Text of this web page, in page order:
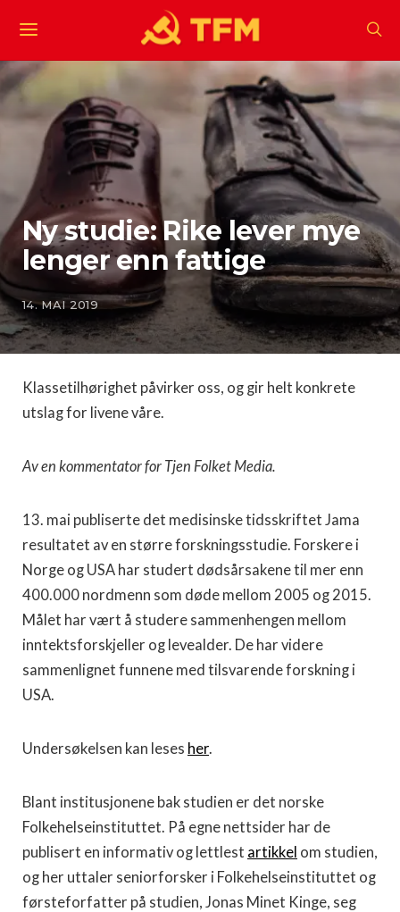
Ny studie: Rike lever mye
lenger enn fattige
14. MAI 2019
Klassetilhørighet påvirker oss, og gir helt konkrete
utslag for livene våre.
Av en kommentator for Tjen Folket Media.
13. mai publiserte det medisinske tidsskriftet Jama
resultatet av en større forskningsstudie. Forskere i
Norge og USA har studert dødsårsakene til mer enn
400.000 nordmenn som døde mellom 2005 og 2015.
Målet har vært å studere sammenhengen mellom
inntektsforskjeller og levealder. De har videre
sammenlignet funnene med tilsvarende forskning i
USA.
Undersøkelsen kan leses her.
Blant institusjonene bak studien er det norske
Folkehelseinstituttet. På egne nettsider har de
publisert en informativ og lettlest artikkel om studien,
og her uttaler seniorforsker i Folkehelseinstituttet og
førsteforfatter på studien, Jonas Minet Kinge, seg